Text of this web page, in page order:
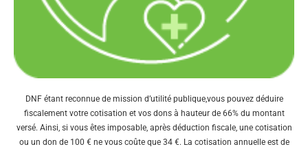
DNF étant reconnue de mission d’utilité publique,vous pouvez déduire
fiscalement votre cotisation et vos dons à hauteur de 66% du montant
versé. Ainsi, si vous êtes imposable, après déduction fiscale, une cotisation
ou un don de 100 € ne vous coûte que 34 €. La cotisation annuelle est de